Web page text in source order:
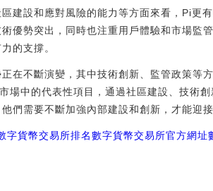
建設和應對風險的能力等方面來看，Pi更
優勢突出，同時也注重用戶體驗和市場監
的支撐。
在不斷演變，其中技術創新、監管政策等
場中的代表性項目，通過社區建設、技術
們需要不斷加強內部建設和創新，才能迎
字貨幣交易所排名數字貨幣交易所官方網址